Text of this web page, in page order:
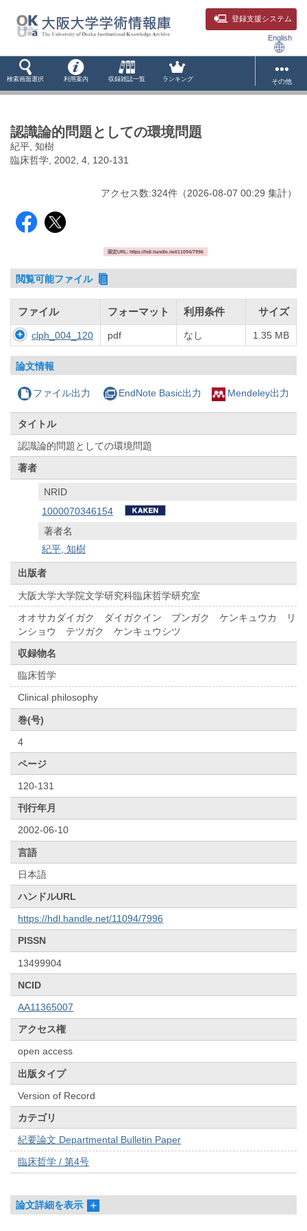
登録支援システム
English
検索画面選択 利用案内 収録雑誌一覧 ランキング その他
認識論的問題としての環境問題
紀平, 知樹
臨床哲学, 2002, 4, 120-131
アクセス数:324件 （2026-08-07 00:29 集計）
固定URL: https://hdl.handle.net/11094/7996
閲覧可能ファイル
ファイル フォーマット 利用条件 サイズ
clph_004_120 pdf なし 1.35 MB
論文情報
ファイル出力 EndNote Basic出力 Mendeley出力
タイトル
認識論的問題としての環境問題
著者
NRID
1000070346154
著者名
紀平, 知樹
出版者
大阪大学大学院文学研究科臨床哲学研究室
オオサカダイガク ダイガクイン ブンガク ケンキュウカ リ
ンショウ テツガク ケンキュウシツ
収録物名
臨床哲学
Clinical philosophy
巻(号)
4
ページ
120-131
刊行年月
2002-06-10
言語
日本語
ハンドルURL
https://hdl.handle.net/11094/7996
PISSN
13499904
NCID
AA11365007
アクセス権
open access
出版タイプ
Version of Record
カテゴリ
紀要論文 Departmental Bulletin Paper
臨床哲学 / 第4号
論文詳細を表示